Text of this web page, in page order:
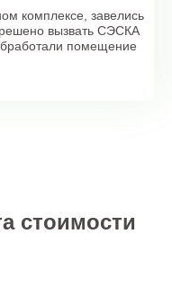
комплексе, завелись
вызвать СЭСКА
помещение
стоимости